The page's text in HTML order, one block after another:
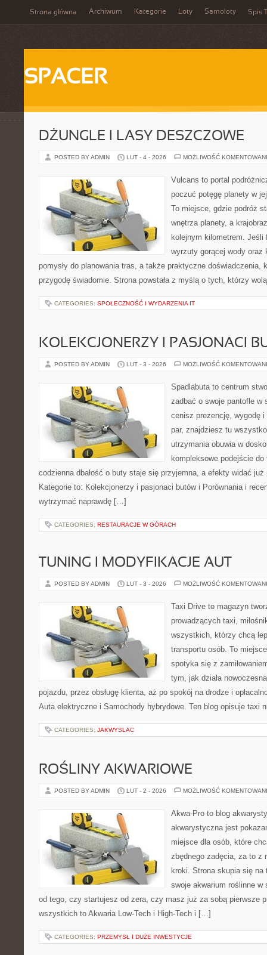
Strona główna Archiwum Kategorie Loty Samoloty Spis
SPACER
DŻUNGLE I LASY DESZCZOWE
POSTED BY ADMIN LUT - 4 - 2026 MOŻLIWOŚĆ
Vulcans to portal
poczuć potęgę planety w
To miejsce, gdzie podróż
wnętrza planety, a
kolejnym kilometrem. Jeśli
wyrzuty gorącej wody oraz
pomysły do planowania tras, a także praktyczne doświadczenia,
przygodę świadomie. Strona powstała z myślą o tych, którzy
CATEGORIES: SPOŁECZNOŚĆ I WYDARZENIA IT
KOLEKCJONERZY I PASJONACI
POSTED BY ADMIN LUT - 3 - 2026 MOŻLIWOŚĆ
Spadlabuta to centrum
zadbać o swoje pantofle w
cenisz prezencję, wygodę
par, znajdziesz tu
utrzymania obuwia w
kompleksowe podejście
codzienna dbałość o buty staje się przyjemna, a efekty widać
Kategorie to: Kolekcjonerzy i pasjonaci butów i Porównania i
wytrzymać naprawdę […]
CATEGORIES: RESTAURACJE W GÓRACH
TUNING I MODYFIKACJE AUT
POSTED BY ADMIN LUT - 3 - 2026 MOŻLIWOŚĆ
Taxi Drive to magazyn
prowadzących taxi,
wszystkich, którzy chcą
transportu osób. To
spotyka się z
tym, jak działa
pojazdu, przez obsługę klienta, aż po spokój na drodze i
Auta elektryczne i Samochody hybrydowe. Ten blog opisuje taxi
CATEGORIES: JAKWYSLAC
ROŚLINY AKWARIOWE
POSTED BY ADMIN LUT - 2 - 2026 MOŻLIWOŚĆ
Akwa-Pro to blog
akwarystyczna jest
miejsce dla osób, które
zbędnego zadęcia, za to z
kroki. Strona skupia się na
swoje akwarium roślinne w
od tego, czy startujesz od zera, czy masz już za sobą pierwsze
wszystkich to Akwaria Low-Tech i High-Tech i […]
CATEGORIES: PRZEMYSŁ I DUŻE INWESTYCJE